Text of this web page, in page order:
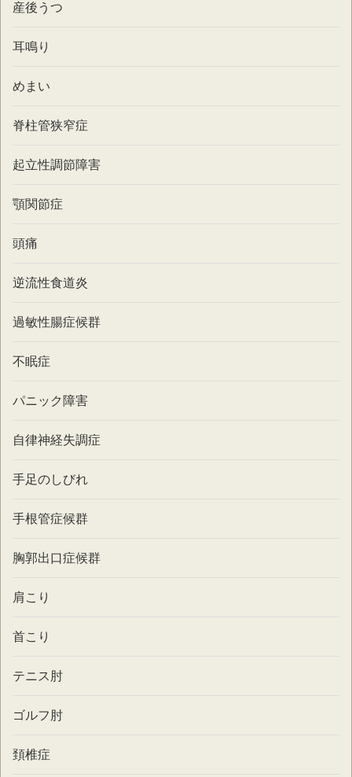
産後うつ
耳鳴り
めまい
脊柱管狭窄症
起立性調節障害
顎関節症
頭痛
逆流性食道炎
過敏性腸症候群
不眠症
パニック障害
自律神経失調症
手足のしびれ
手根管症候群
胸郭出口症候群
肩こり
首こり
テニス肘
ゴルフ肘
頚椎症